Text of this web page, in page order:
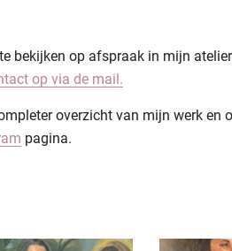
bekijken op afspraak in mijn
op via de mail.
overzicht van mijn werk
pagina.